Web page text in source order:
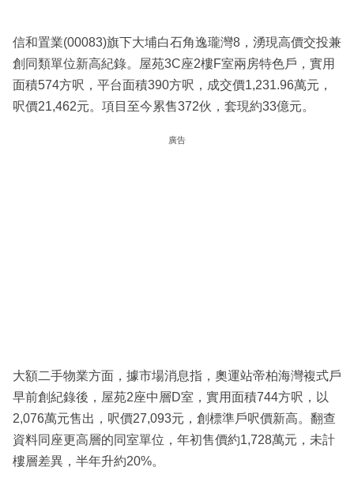
信和置業(00083)旗下大埔白石角逸瓏灣8，湧現高價交投兼
創同類單位新高紀錄。屋苑3C座2樓F室兩房特色戶，實用
面積574方呎，平台面積390方呎，成交價1,231.96萬元，
呎價21,462元。項目至今累售372伙，套現約33億元。
廣告
大額二手物業方面，據市場消息指，奧運站帝柏海灣複式戶
早前創紀錄後，屋苑2座中層D室，實用面積744方呎，以
2,076萬元售出，呎價27,093元，創標準戶呎價新高。翻查
資料同座更高層的同室單位，年初售價約1,728萬元，未計
樓層差異，半年升約20%。